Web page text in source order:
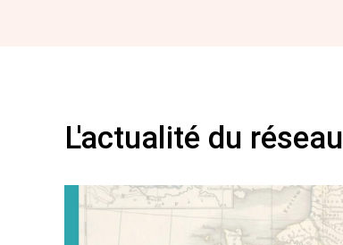
L'actualité du réseau